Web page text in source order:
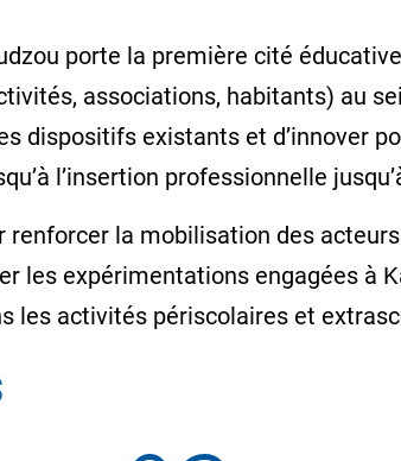
porte la première cité
associations, habitants) au
dispositifs existants et d’innover
l’insertion professionnelle
la mobilisation des
les expérimentations engagées à
les activités périscolaires et